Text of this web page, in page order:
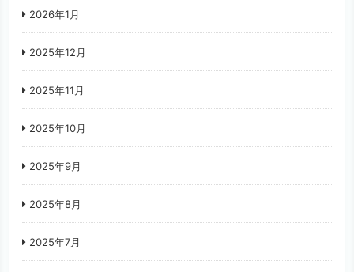
2026年1月
2025年12月
2025年11月
2025年10月
2025年9月
2025年8月
2025年7月